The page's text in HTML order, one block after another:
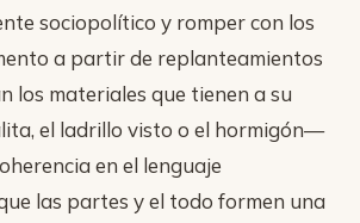
sociopolítico y romper con los
a partir de replanteamientos
los materiales que tienen a su
el ladrillo visto o el hormigón—
en el lenguaje
las partes y el todo formen una